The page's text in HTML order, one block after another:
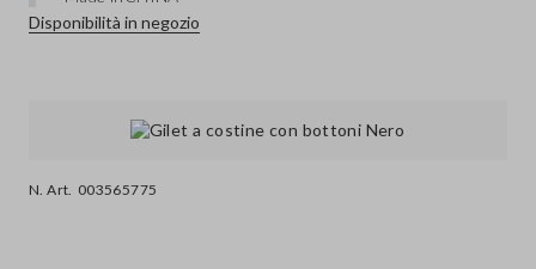
N. Art. 003565775
Disponibilità in negozio